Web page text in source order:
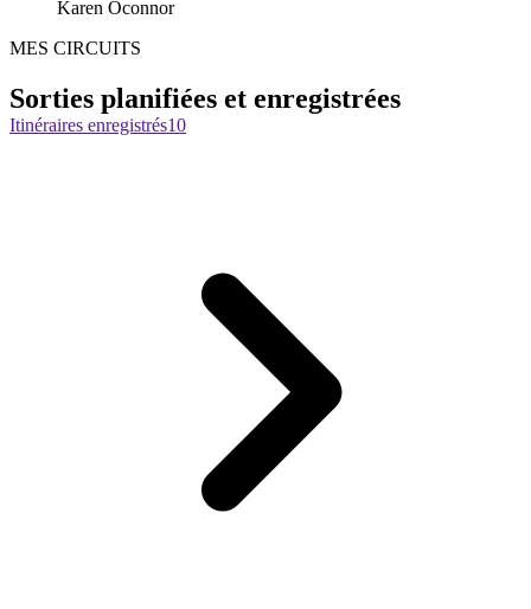
Karen Oconnor
MES CIRCUITS
Sorties planifiées et enregistrées
Itinéraires enregistrés10